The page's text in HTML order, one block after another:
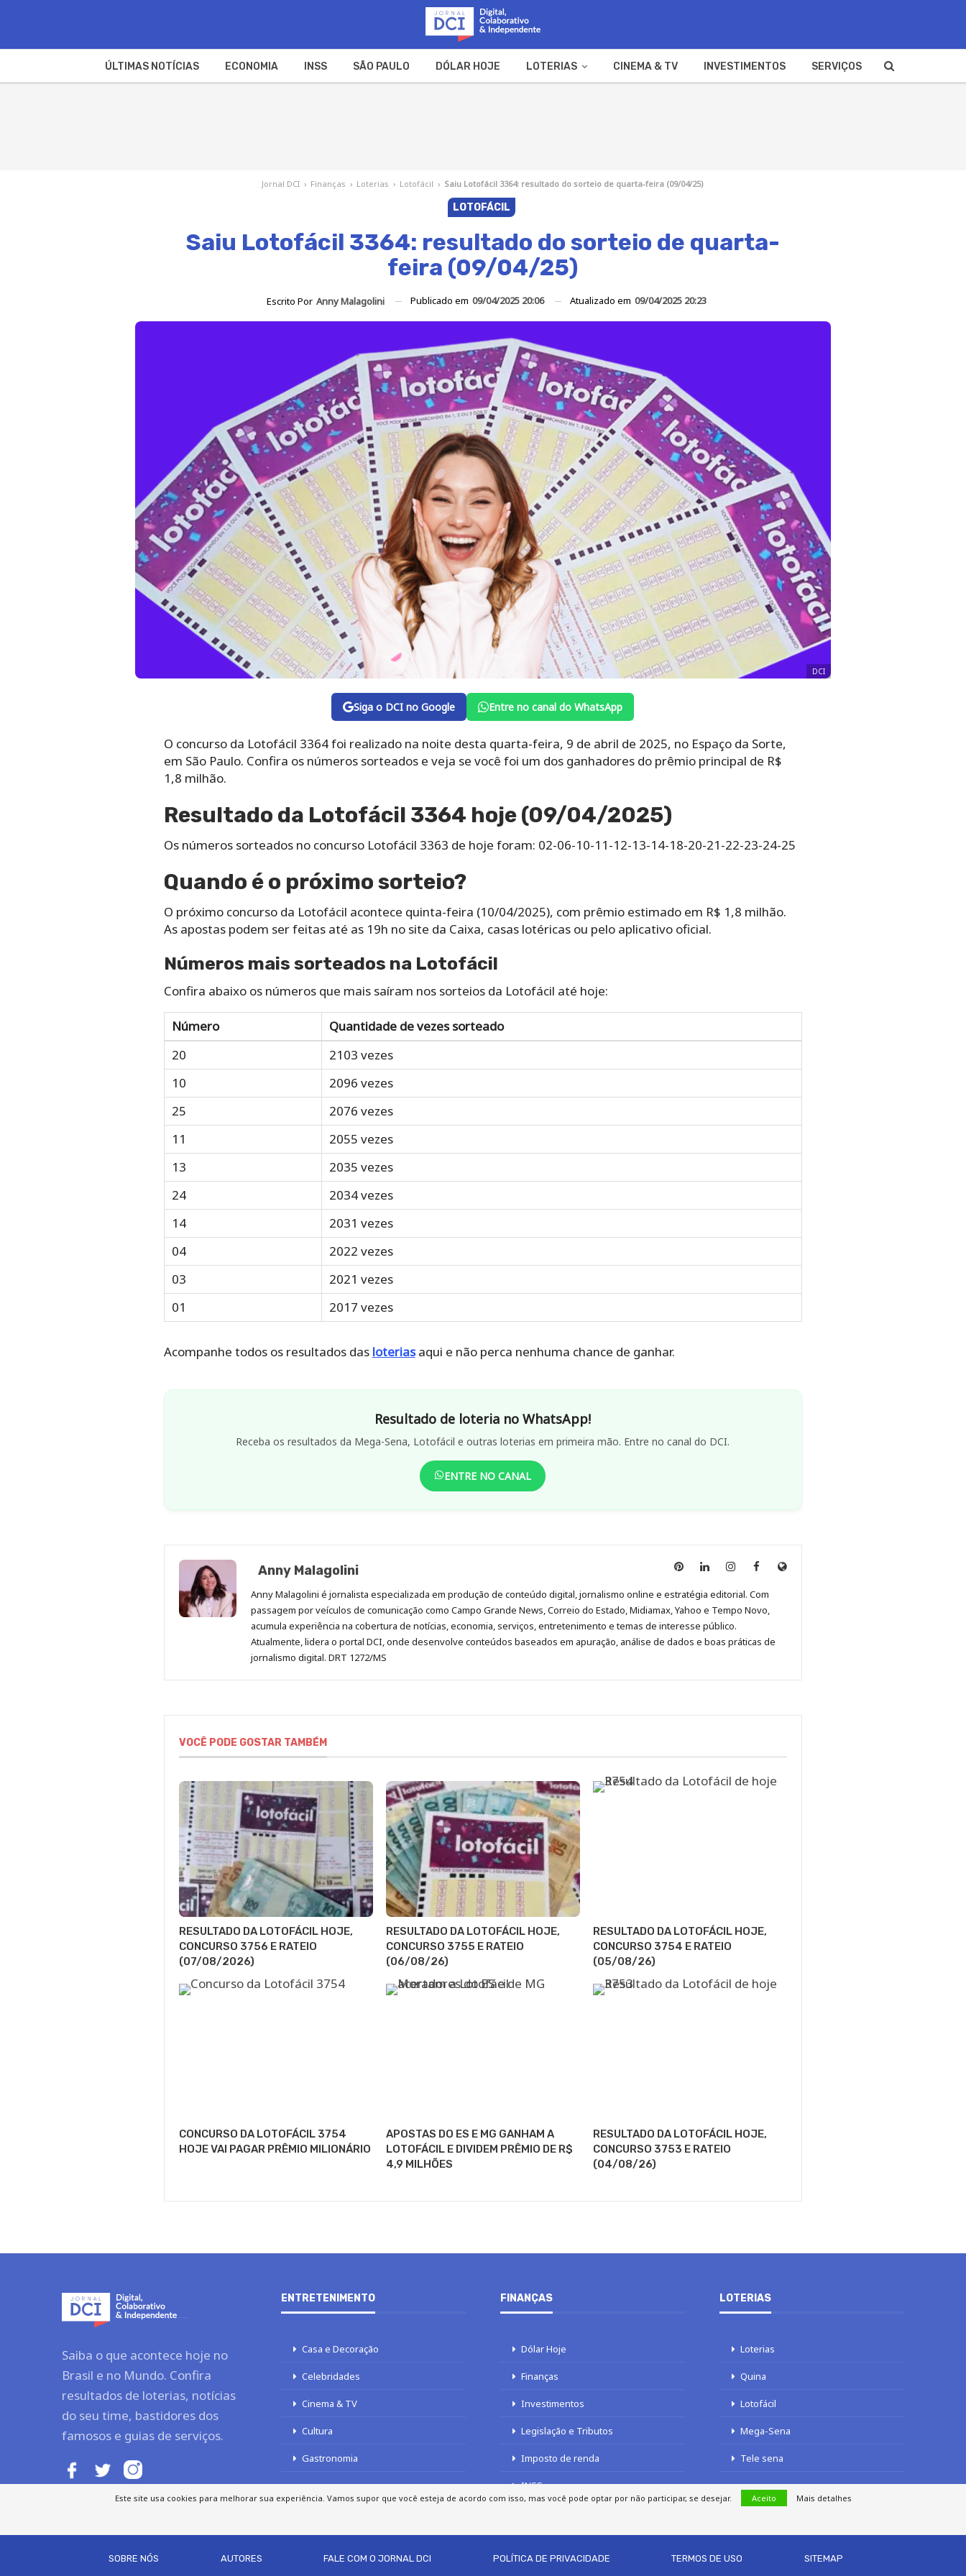
ÚLTIMAS NOTÍCIAS ECONOMIA INSS SÃO PAULO DÓLAR HOJE LOTERIAS CINEMA & TV INVESTIMENTOS SERVIÇOS
Jornal DCI › Finanças › Loterias › Lotofácil › Saiu Lotofácil 3364: resultado do sorteio de quarta-feira (09/04/25)
LOTOFÁCIL
Saiu Lotofácil 3364: resultado do sorteio de quarta-
feira (09/04/25)
Escrito Por Anny Malagolini Publicado em 09/04/2025 20:06 Atualizado em 09/04/2025 20:23
DCI
Siga o DCI no Google Entre no canal do WhatsApp
O concurso da Lotofácil 3364 foi realizado na noite desta quarta-feira, 9 de abril de 2025, no Espaço da Sorte,
em São Paulo. Confira os números sorteados e veja se você foi um dos ganhadores do prêmio principal de R$
1,8 milhão.
Resultado da Lotofácil 3364 hoje (09/04/2025)
Os números sorteados no concurso Lotofácil 3363 de hoje foram: 02-06-10-11-12-13-14-18-20-21-22-23-24-25
Quando é o próximo sorteio?
O próximo concurso da Lotofácil acontece quinta-feira (10/04/2025), com prêmio estimado em R$ 1,8 milhão.
As apostas podem ser feitas até as 19h no site da Caixa, casas lotéricas ou pelo aplicativo oficial.
Números mais sorteados na Lotofácil
Confira abaixo os números que mais saíram nos sorteios da Lotofácil até hoje:
Número
Quantidade de vezes sorteado
20
2103 vezes
10
2096 vezes
25
2076 vezes
11
2055 vezes
13
2035 vezes
24
2034 vezes
14
2031 vezes
04
2022 vezes
03
2021 vezes
01
2017 vezes
Acompanhe todos os resultados das loteriasaqui e não perca nenhuma chance de ganhar.
Resultado de loteria no WhatsApp!
Receba os resultados da Mega-Sena, Lotofácil e outras loterias em primeira mão. Entre no canal do DCI.
ENTRE NO CANAL
Anny Malagolini
Anny
no
Pinterest
Anny
no
LinkedIn
Anny
no
Instagram
Anny
no
Facebook
Site
Anny Malagolini é jornalista especializada em produção de conteúdo digital, jornalismo online e estratégia editorial. Com
passagem por veículos de comunicação como Campo Grande News, Correio do Estado, Midiamax, Yahoo e Tempo Novo,
acumula experiência na cobertura de notícias, economia, serviços, entretenimento e temas de interesse público.
Atualmente, lidera o portal DCI, onde desenvolve conteúdos baseados em apuração, análise de dados e boas práticas de
jornalismo digital. DRT 1272/MS
VOCÊ PODE GOSTAR TAMBÉM
RESULTADO DA LOTOFÁCIL HOJE,
CONCURSO 3756 E RATEIO
(07/08/2026)
RESULTADO DA LOTOFÁCIL HOJE,
CONCURSO 3755 E RATEIO
(06/08/26)
RESULTADO DA LOTOFÁCIL HOJE,
CONCURSO 3754 E RATEIO
(05/08/26)
CONCURSO DA LOTOFÁCIL 3754
HOJE VAI PAGAR PRÊMIO MILIONÁRIO
APOSTAS DO ES E MG GANHAM A
LOTOFÁCIL E DIVIDEM PRÊMIO DE R$
4,9 MILHÕES
RESULTADO DA LOTOFÁCIL HOJE,
CONCURSO 3753 E RATEIO
(04/08/26)
Saiba o que acontece hoje no
Brasil e no Mundo. Confira
resultados de loterias, notícias
do seu time, bastidores dos
famosos e guias de serviços.
ENTRETENIMENTO
Casa e Decoração
Celebridades
Cinema & TV
Cultura
Gastronomia
FINANÇAS
Dólar Hoje
Finanças
Investimentos
Legislação e Tributos
Imposto de renda
INSS
LOTERIAS
Loterias
Quina
Lotofácil
Mega-Sena
Tele sena
SOBRE NÓS AUTORES FALE COM O JORNAL DCI POLÍTICA DE PRIVACIDADE TERMOS DE USO SITEMAP
Este site usa cookies para melhorar sua experiência. Vamos supor que você esteja de acordo com isso, mas você pode optar por não participar, se desejar. Aceito Mais detalhes